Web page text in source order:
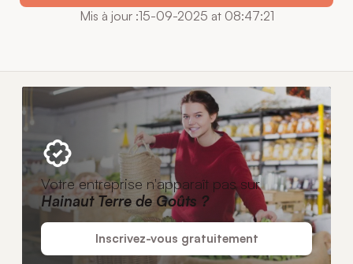
Mis à jour :15-09-2025 at 08:47:21
Votre entreprise n'apparaît pas sur
Hainaut Terre de Goûts ?
Inscrivez-vous gratuitement